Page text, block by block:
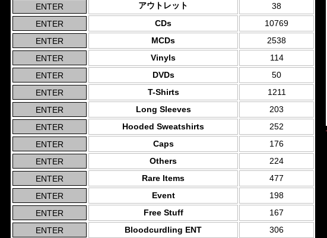
アウトレット
38
CDs
10769
MCDs
2538
Vinyls
114
DVDs
50
T-Shirts
1211
Long Sleeves
203
Hooded Sweatshirts
252
Caps
176
Others
224
Rare Items
477
Event
198
Free Stuff
167
Bloodcurdling ENT
306